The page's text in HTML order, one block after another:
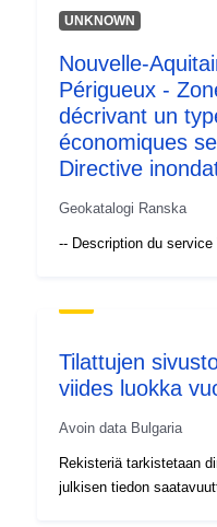
Luetteloluetteloa
koskeva rekisteri:
Tunnisteet:
uriRef:
Käyttöoikeudet:
Kertymän
Ajallinen
UNKNOWN
Nouvelle-
Périgueux -
décrivant un
économiques
Directive
Geokatalogi Ranska
-- Description du service
Tilattujen
viides luokka
Avoin data Bulgaria
Rekisteriä tarkistetaan
julkisen tiedon